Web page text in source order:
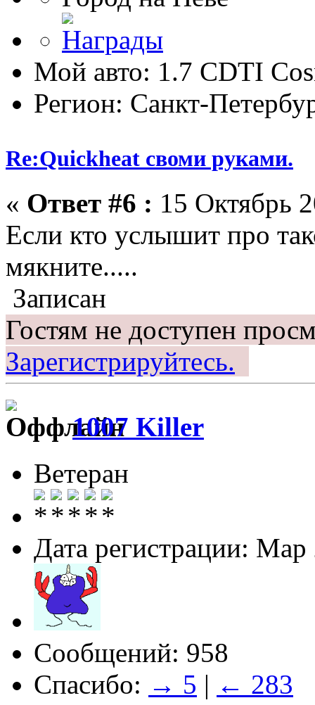
Мой авто: 1.7 CDTI
Регион: Санкт-
Re:Quickheat своми руками.
« Ответ #6 : 15 Октябрь
Если кто услышит про
мякните.....
Записан
Гостям не доступен
Зарегистрируйтесь.
1007 Killer
Ветеран
Дата регистрации: Мар
Сообщений: 958
Спасибо: → 5 | ← 283